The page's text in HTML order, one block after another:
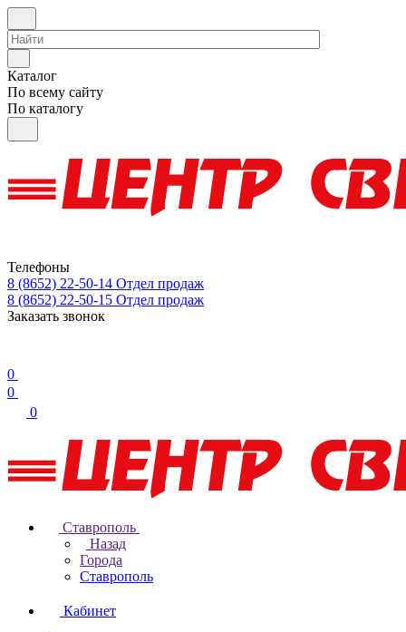
Каталог
По всему сайту
По каталогу
Телефоны
8 (8652) 22-50-14 Отдел продаж
8 (8652) 22-50-15 Отдел продаж
Заказать звонок
0
0
0
Ставрополь
Назад
Города
Ставрополь
Кабинет